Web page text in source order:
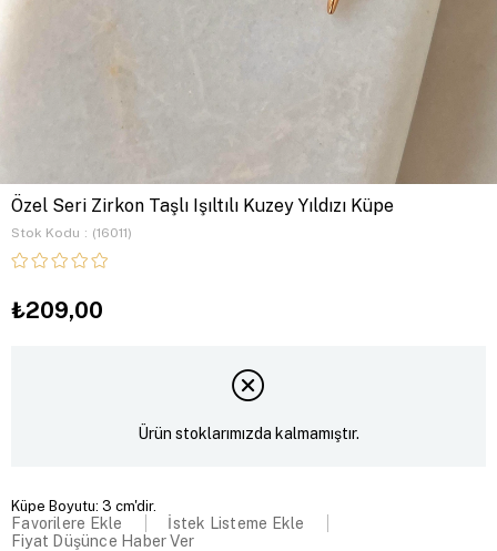
Özel Seri Zirkon Taşlı Işıltılı Kuzey Yıldızı Küpe
Stok Kodu (16011)
₺209,00
Ürün stoklarımızda kalmamıştır.
Küpe Boyutu: 3 cm'dir.
Favorilere Ekle
İstek Listeme Ekle
Fiyat Düşünce Haber Ver